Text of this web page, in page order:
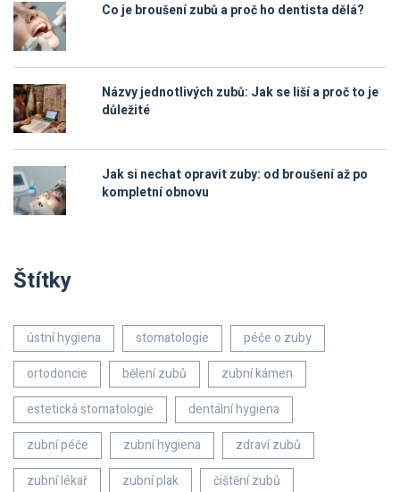
Co je broušení zubů a proč ho dentista dělá?
Názvy jednotlivých zubů: Jak se liší a proč to je
důležité
Jak si nechat opravit zuby: od broušení až po
kompletní obnovu
Štítky
ústní hygiena stomatologie
péče o zuby
ortodoncie
bělení zubů
zubní kámen
estetická stomatologie
dentální hygiena
zubní péče
zubní hygiena
zdraví zubů
zubní lékař
zubní plak
čištění zubů